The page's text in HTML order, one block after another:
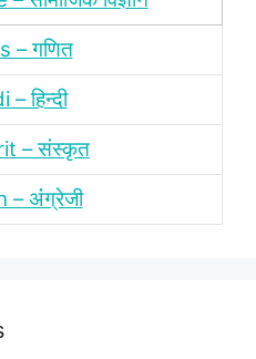
– गणित
हिन्‍दी
– संस्‍कृत
– अंंग्रेजी